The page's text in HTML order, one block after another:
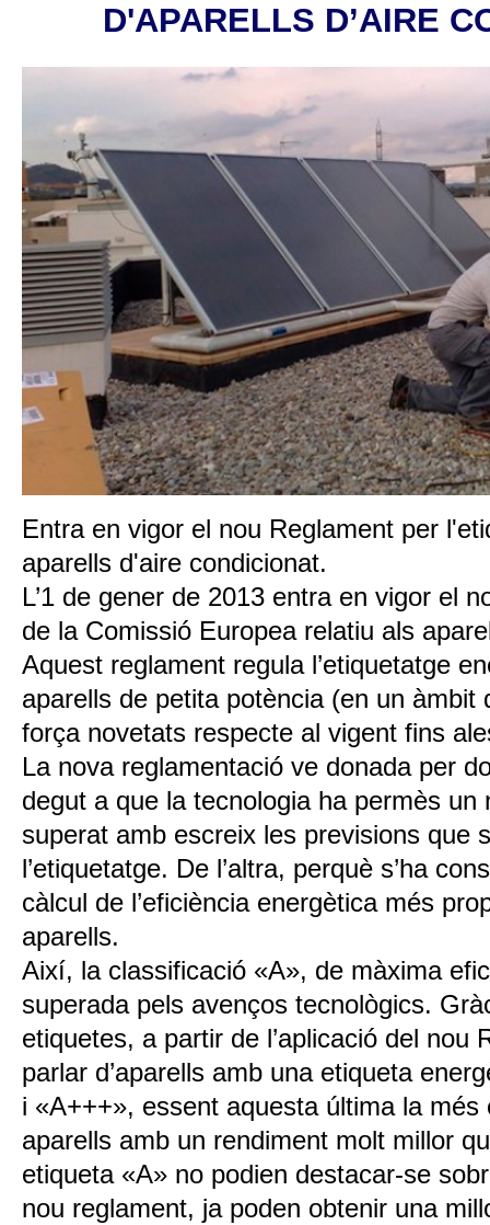
D'APARELLS D’AIRE
Entra en vigor el nou Reglament per
aparells d'aire condicionat.
L’1 de gener de 2013 entra en vigor el
de la Comissió Europea relatiu als
Aquest reglament regula l’etiquetatge
aparells de petita potència (en un àmbit
força novetats respecte al vigent fins
La nova reglamentació ve donada per
degut a que la tecnologia ha permès un
superat amb escreix les previsions que
l’etiquetatge. De l’altra, perquè s’ha
càlcul de l’eficiència energètica més
aparells.
Així, la classificació «A», de màxima
superada pels avenços tecnològics.
etiquetes, a partir de l’aplicació del nou
parlar d’aparells amb una etiqueta
i «A+++», essent aquesta última la
aparells amb un rendiment molt millor
etiqueta «A» no podien destacar-se
nou reglament, ja poden obtenir una